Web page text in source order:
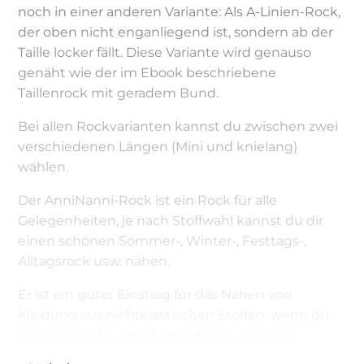
noch in einer anderen Variante: Als A-Linien-Rock,
der oben nicht enganliegend ist, sondern ab der
Taille locker fällt. Diese Variante wird genauso
genäht wie der im Ebook beschriebene
Taillenrock mit geradem Bund.
Bei allen Rockvarianten kannst du zwischen zwei
verschiedenen Längen (Mini und knielang)
wählen.
Der AnniNanni-Rock ist ein Rock für alle
Gelegenheiten, je nach Stoffwahl kannst du dir
einen schönen Sommer-, Winter-, Festtags-,
Alltagsrock usw. nähen.